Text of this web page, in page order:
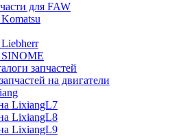
для FAW
SINOME
запчастей
на двигатели
LixiangL7
LixiangL8
LixiangL9